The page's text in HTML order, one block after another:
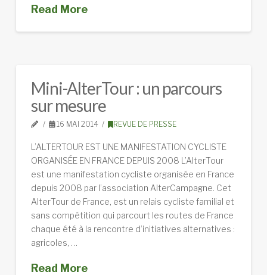
Read More
Mini-AlterTour : un parcours
sur mesure
16 MAI 2014 REVUE DE PRESSE
L’ALTERTOUR EST UNE MANIFESTATION CYCLISTE
ORGANISÉE EN FRANCE DEPUIS 2008 L’AlterTour
est une manifestation cycliste organisée en France
depuis 2008 par l’association AlterCampagne. Cet
AlterTour de France, est un relais cycliste familial et
sans compétition qui parcourt les routes de France
chaque été à la rencontre d’initiatives alternatives :
agricoles, …
Read More